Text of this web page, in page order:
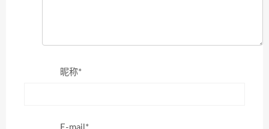
昵称*